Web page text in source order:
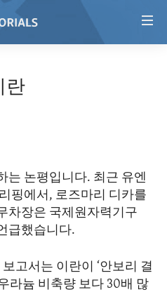
란
는 논평입니다. 최근 유엔
핑에서, 로즈마리 디카를
차장은 국제원자력기구
급했습니다.
고서는 이란이 ‘안보리 결
라늄 비축량 보다 30배 많